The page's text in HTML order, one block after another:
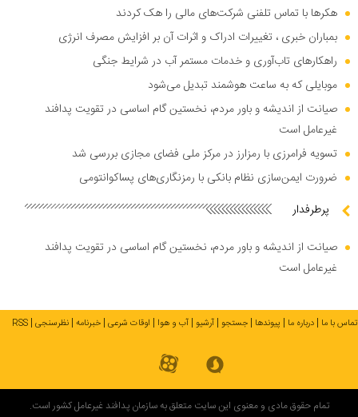
هکر‌ها با تماس تلفنی شرکت‌های مالی را هک کردند
بمباران خبری ، تغییرات ادراک و اثرات آن بر افزایش مصرف انرژی
راهکار‌های تاب‌آوری و خدمات مستمر آب در شرایط جنگی
موبایلی که به ساعت هوشمند تبدیل می‌شود
صیانت از اندیشه و باور مردم، نخستین گام اساسی در تقویت پدافند
غیرعامل است
تسویه فرامرزی با رمزارز در مرکز ملی فضای مجازی بررسی شد
ضرورت ایمن‌سازی نظام بانکی با رمزنگاری‌های پساکوانتومی
پرطرفدار
صیانت از اندیشه و باور مردم، نخستین گام اساسی در تقویت پدافند
غیرعامل است
تماس با ما درباره ما پیوندها جستجو آرشیو آب و هوا اوقات شرعی خبرنامه نظرسنجی RSS
تمام حقوق مادی و معنوی این سایت متعلق به سازمان پدافند غیرعامل کشور است.